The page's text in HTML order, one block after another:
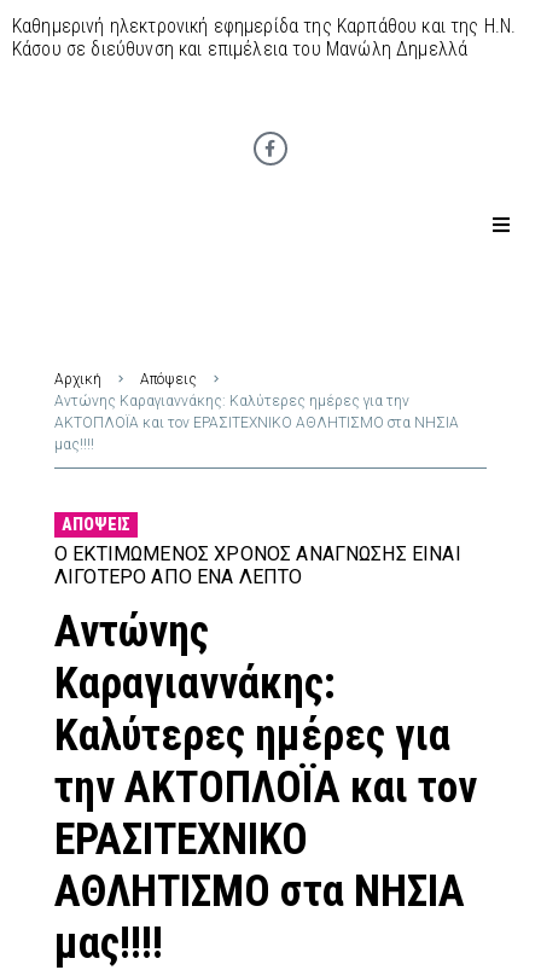
Καθημερινή ηλεκτρονική εφημερίδα της Καρπάθου και της Η.Ν.
Κάσου σε διεύθυνση και επιμέλεια του Μανώλη Δημελλά
Αρχική
Απόψεις
Αντώνης Καραγιαννάκης: Καλύτερες ημέρες για την
ΑΚΤΟΠΛΟΪΑ και τον ΕΡΑΣΙΤΕΧΝΙΚΟ ΑΘΛΗΤΙΣΜΟ στα ΝΗΣΙΑ
μας!!!!
ΑΠΌΨΕΙΣ
Ο ΕΚΤΙΜΏΜΕΝΟΣ ΧΡΌΝΟΣ ΑΝΆΓΝΩΣΗΣ ΕΊΝΑΙ
ΛΙΓΌΤΕΡΟ ΑΠΌ ΈΝΑ ΛΕΠΤΌ
Αντώνης
Καραγιαννάκης:
Καλύτερες ημέρες για
την ΑΚΤΟΠΛΟΪΑ και τον
ΕΡΑΣΙΤΕΧΝΙΚΟ
ΑΘΛΗΤΙΣΜΟ στα ΝΗΣΙΑ
μας!!!!